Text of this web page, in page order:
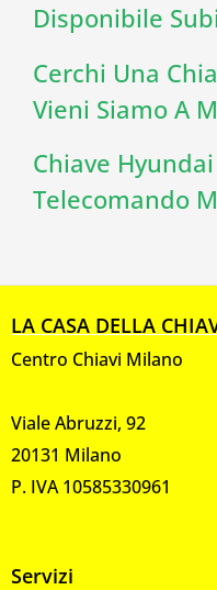
Disponibile
Cerchi Una
Vieni Siamo A
Chiave
Telecomando
LA CASA DELLA
Centro Chiavi Milano
Viale Abruzzi, 92
20131 Milano
P. IVA 10585330961
Servizi